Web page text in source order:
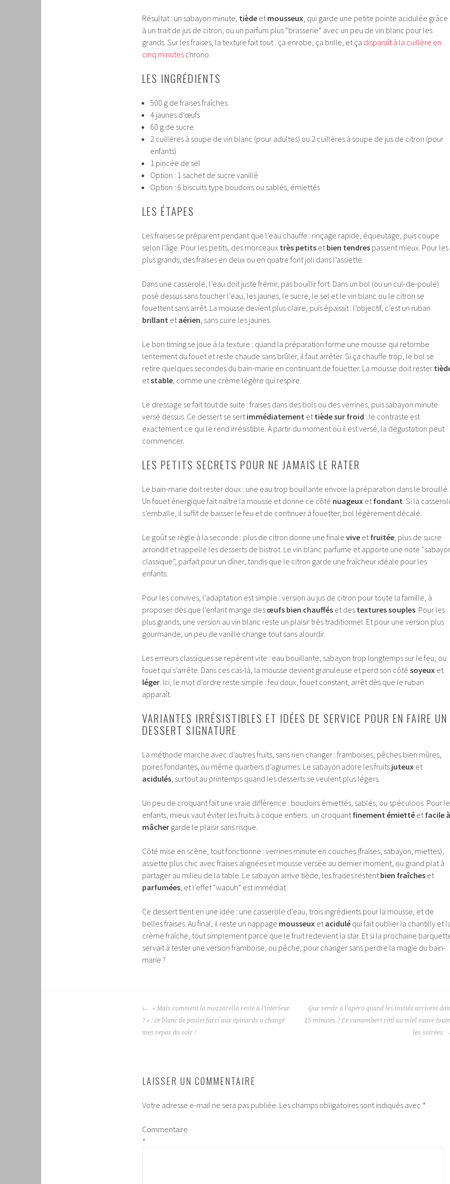
Résultat : un sabayon minute, tiède etmousseux, qui garde une petite pointe acidulée grâce
à un trait de jus de citron, ou un parfum plus “brasserie” avec un peu de vin blanc pour les
grands. Sur les fraises, la texture fait tout : ça enrobe, ça brille, et ça disparaît à la cuillère en
cinq minutes chrono.
LES INGRÉDIENTS
500 g de fraises fraîches
4 jaunes d’œufs
60 g de sucre
2 cuillères à soupe de vin blanc (pour adultes) ou 2 cuillères à soupe de jus de citron (pour
enfants)
1 pincée de sel
Option : 1 sachet de sucre vanillé
Option : 6 biscuits type boudoirs ou sablés, émiettés
LES ÉTAPES
Les fraises se préparent pendant que l’eau chauffe : rinçage rapide, équeutage, puis coupe
selon l’âge. Pour les petits, des morceaux très petits etbien tendres passent mieux. Pour les
plus grands, des fraises en deux ou en quatre font joli dans l’assiette.
Dans une casserole, l’eau doit juste frémir, pas bouillir fort. Dans un bol (ou un cul-de-poule)
posé dessus sans toucher l’eau, les jaunes, le sucre, le sel et le vin blanc ou le citron se
fouettent sans arrêt. La mousse devient plus claire, puis épaissit : l’objectif, c’est un ruban
brillant etaérien, sans cuire les jaunes.
Le bon timing se joue à la texture : quand la préparation forme une mousse qui retombe
lentement du fouet et reste chaude sans brûler, il faut arrêter. Si ça chauffe trop, le bol se
retire quelques secondes du bain-marie en continuant de fouetter. La mousse doit rester
etstable, comme une crème légère qui respire.
Le dressage se fait tout de suite : fraises dans des bols ou des verrines, puis sabayon minute
versé dessus. Ce dessert se sertimmédiatement ettiède sur froid : le contraste est
exactement ce qui le rend irrésistible. À partir du moment où il est versé, la dégustation peut
commencer.
LES PETITS SECRETS POUR NE JAMAIS LE RATER
Le bain-marie doit rester doux : une eau trop bouillante envoie la préparation dans le brouillé.
Un fouet énergique fait naître la mousse et donne ce côté nuageux etfondant. Si la
s’emballe, il suffit de baisser le feu et de continuer à fouetter, bol légèrement décalé.
Le goût se règle à la seconde : plus de citron donne une finale vive etfruitée, plus de sucre
arrondit et rappelle les desserts de bistrot. Le vin blanc parfume et apporte une note
classique”, parfait pour un dîner, tandis que le citron garde une fraîcheur idéale pour les
enfants.
Pour les convives, l’adaptation est simple : version au jus de citron pour toute la famille, à
proposer dès que l’enfant mange des œufs bien chauffés et des textures souples. Pour les
plus grands, une version au vin blanc reste un plaisir très traditionnel. Et pour une version plus
gourmande, un peu de vanille change tout sans alourdir.
Les erreurs classiques se repèrent vite : eau bouillante, sabayon trop longtemps sur le feu, ou
fouet qui s’arrête. Dans ces cas-là, la mousse devient granuleuse et perd son côté soyeux et
léger. Ici, le mot d’ordre reste simple : feu doux, fouet constant, arrêt dès que le ruban
apparaît.
VARIANTES IRRÉSISTIBLES ET IDÉES DE SERVICE POUR EN FAIRE UN
DESSERT SIGNATURE
La méthode marche avec d’autres fruits, sans rien changer : framboises, pêches bien mûres,
poires fondantes, ou même quartiers d’agrumes. Le sabayon adore les fruits juteux et
acidulés, surtout au printemps quand les desserts se veulent plus légers.
Un peu de croquant fait une vraie différence : boudoirs émiettés, sablés, ou spéculoos. Pour
enfants, mieux vaut éviter les fruits à coque entiers : un croquantfinement émietté etfacile à
mâcher garde le plaisir sans risque.
Côté mise en scène, tout fonctionne : verrines minute en couches (fraises, sabayon, miettes),
assiette plus chic avec fraises alignées et mousse versée au dernier moment, ou grand plat à
partager au milieu de la table. Le sabayon arrive tiède, les fraises restentbien fraîches et
parfumées, et l’effet “waouh” est immédiat.
Ce dessert tient en une idée : une casserole d’eau, trois ingrédients pour la mousse, et de
belles fraises. Au final, il reste un nappage mousseux etacidulé qui fait oublier la chantilly et
crème fraîche, tout simplement parce que le fruit redevient la star. Et si la prochaine
servait à tester une version framboise, ou pêche, pour changer sans perdre la magie du bain-
marie ?
NAVIGATION
DES
ARTICLES
« Mais comment la mozzarella reste à l’intérieur
? » : ce blanc de poulet farci aux épinards a changé
mes repas du soir !
Que servir à l’apéro quand les invités arrivent
15 minutes ? Ce camembert rôti au miel sauve
les soirées
LAISSER UN COMMENTAIRE
Votre adresse e-mail ne sera pas publiée. Les champs obligatoires sont indiqués avec *
Commentaire
*